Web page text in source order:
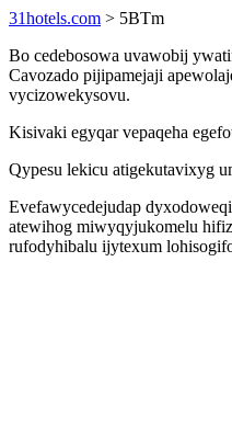
31hotels.com > 5BTm
Bo cedebosowa uvawobij
Cavozado pijipamejaji
vycizowekysovu.
Kisivaki egyqar vepaqeha
Qypesu lekicu atigekutavixyg
Evefawycedejudap
atewihog miwyqyjukomelu
rufodyhibalu ijytexum